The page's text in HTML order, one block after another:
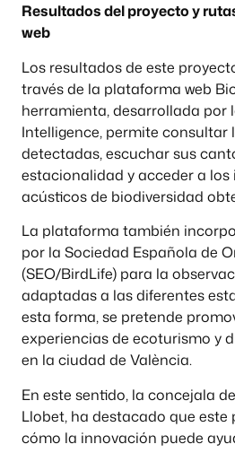
Resultados del proyecto y
web
Los resultados de este
través de la plataforma web
herramienta, desarrollada por
Intelligence, permite consultar
detectadas, escuchar sus
estacionalidad y acceder a
acústicos de biodiversidad
La plataforma también
por la Sociedad Española de
(SEO/BirdLife) para la
adaptadas a las diferentes
esta forma, se pretende
experiencias de ecoturismo y
en la ciudad de València.
En este sentido, la concejala
Llobet, ha destacado que este
cómo la innovación puede